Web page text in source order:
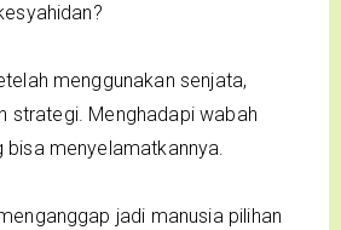
menggunakan senjata,
strategi. Menghadapi wabah
bisa menyelamatkannya.
jadi manusia pilihan